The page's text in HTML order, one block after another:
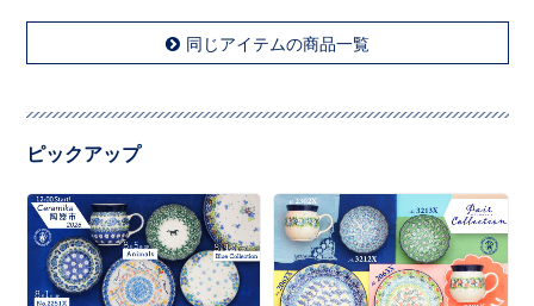
同じアイテムの商品一覧
ピックアップ